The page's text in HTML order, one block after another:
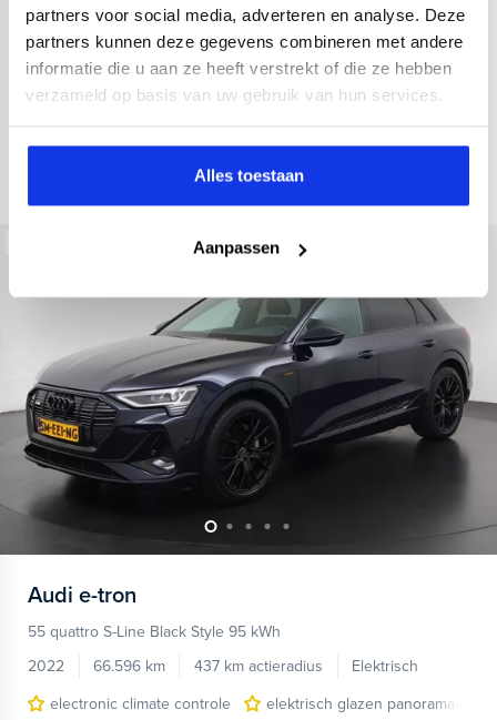
partners voor social media, adverteren en analyse. Deze
partners kunnen deze gegevens combineren met andere
informatie die u aan ze heeft verstrekt of die ze hebben
verzameld op basis van uw gebruik van hun services.
Alles toestaan
Aanpassen
34.998 km 437 km actieradius
Elektrisch
electronic climate controle
elektrisch glazen panorama-dak
Kopen
36.895,-
Private lease
793,- p.m.
Audi e-tron
55 quattro S-Line Black Style 95 kWh
2022
66.596 km 437 km actieradius
Elektrisch
electronic climate controle
elektrisch glazen panorama-dak